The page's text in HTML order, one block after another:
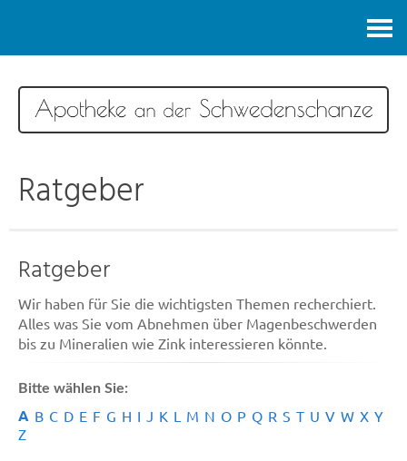
Ratgeber
Ratgeber
Wir haben für Sie die wichtigsten Themen recherchiert.
Alles was Sie vom Abnehmen über Magenbeschwerden
bis zu Mineralien wie Zink interessieren könnte.
Bitte wählen Sie:
A B C D E F G H I J K L M N O P Q R S T U V W X Y
Z